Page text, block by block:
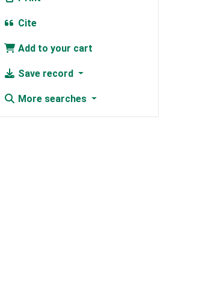
Cite
Add to your cart
Save record
More searches